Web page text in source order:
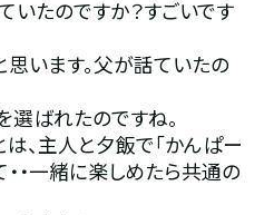
いたのですか？すごいです
思います。父が話ていたの
選ばれたのですね。
は、主人と夕飯で「かんぱー
・一緒に楽しめたら共通の